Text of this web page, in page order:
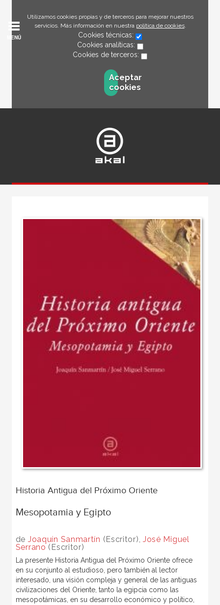
Utilizamos cookies propias y de terceros para mejorar nuestros
servicios. Más información en nuestra política de cookies.
Cookies técnicas:
Cookies analíticas:
Cookies de terceros:
Aceptar
cookies
MENÚ
Historia Antigua del Próximo Oriente
Mesopotamia y Egipto
de Joaquín Sanmartín (Escritor), José Miguel
Serrano (Escritor)
La presente Historia Antigua del Próximo Oriente ofrece
en su conjunto al estudioso, pero también al lector
interesado, una visión compleja y general de las antiguas
civilizaciones del Oriente, tanto la egipcia como las
mesopotámicas, en su desarrollo económico y político,